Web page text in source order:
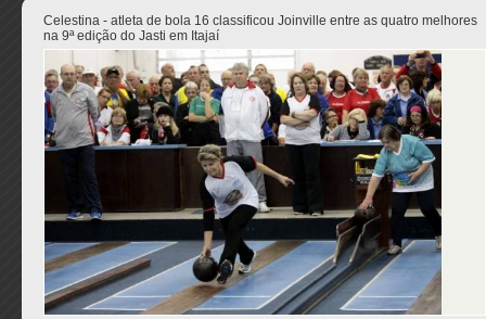
Celestina - atleta de bola 16 classificou Joinville entre as quatro melhores
na 9ª edição do Jasti em Itajaí